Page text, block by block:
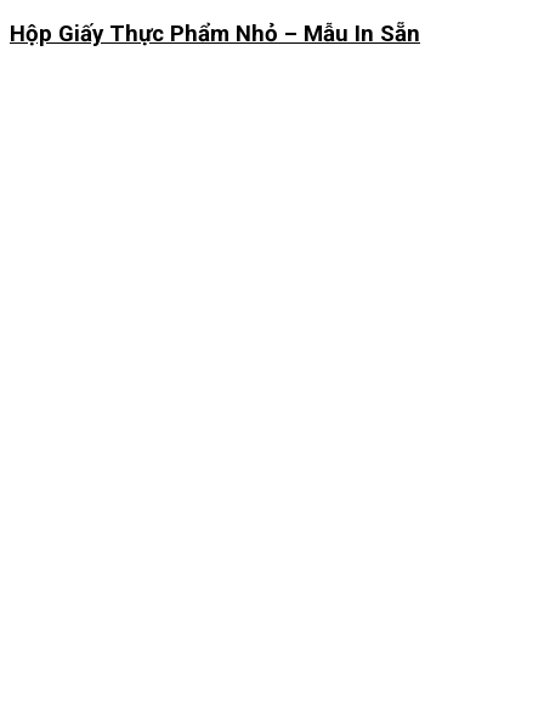
Hộp Giấy Thực Phẩm Nhỏ – Mẫu In Sẵn